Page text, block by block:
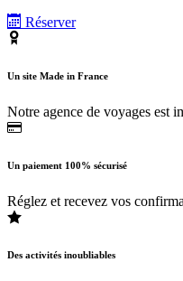
Réserver
Un site Made in France
Notre agence de voyages est
Un paiement 100% sécurisé
Réglez et recevez vos
Des activités inoubliables